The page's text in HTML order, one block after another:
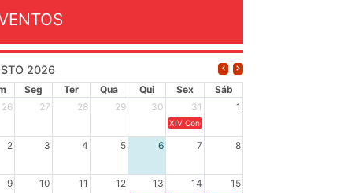
2026
Seg Ter Qua Qui Sex
Sáb
26
27 28 29 30 31 1
XIV Congresso Brasileiro de
2 3 4 5 6 7 8
9 10 11 12 13 14 15